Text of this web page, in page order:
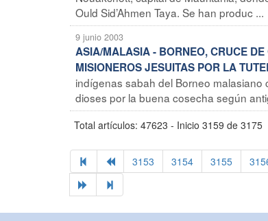
Ould Sid’Ahmen Taya. Se han produc ...
9 junio 2003
ASIA/MALASIA - BORNEO, CRUCE
MISIONEROS JESUITAS POR LA
indígenas sabah del Borneo
dioses por la buena cosecha según
Total artículos: 47623 - Inicio 3159 de 3175
3153 3154 3155